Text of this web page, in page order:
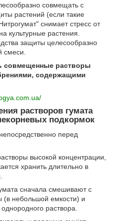
совмещать с
растений (если такие
снимает стресс от
культурные растения.
защиты целесообразно
смеси.
совмещенные растворы
содержащими
растворов гумата
подкормок
перед
высокой концентрации,
хранить длительно в
сначала смешивают с
(в небольшой емкости) и
раствора.